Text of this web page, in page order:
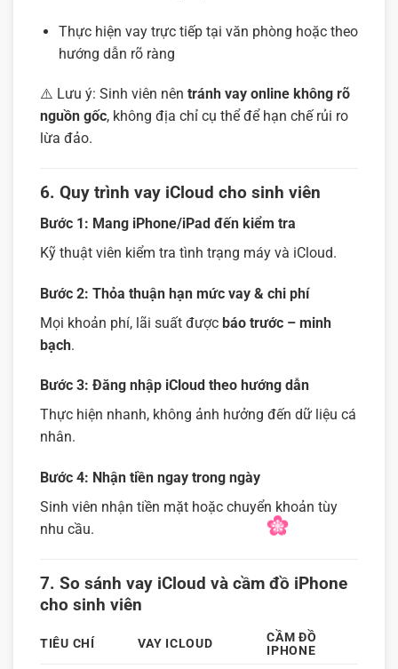
Thực hiện vay trực tiếp tại văn phòng hoặc theo
hướng dẫn rõ ràng
⚠️ Lưu ý: Sinh viên nên tránh vay online không rõ
nguồn gốc, không địa chỉ cụ thể để hạn chế rủi ro
lừa đảo.
6. Quy trình vay iCloud cho sinh viên
Bước 1: Mang iPhone/iPad đến kiểm tra
Kỹ thuật viên kiểm tra tình trạng máy và iCloud.
Bước 2: Thỏa thuận hạn mức vay & chi phí
Mọi khoản phí, lãi suất được báo trước – minh
bạch.
Bước 3: Đăng nhập iCloud theo hướng dẫn
Thực hiện nhanh, không ảnh hưởng đến dữ liệu cá
nhân.
Bước 4: Nhận tiền ngay trong ngày
Sinh viên nhận tiền mặt hoặc chuyển khoản tùy
nhu cầu.
7. So sánh vay iCloud và cầm đồ iPhone
cho sinh viên
TIÊU CHÍ VAY ICLOUD
CẦM ĐỒ
IPHONE